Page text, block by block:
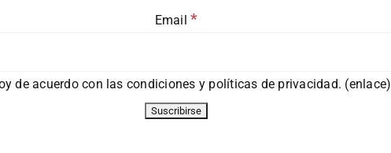
Email*
de acuerdo con las condiciones y políticas de privacidad. (enlace)